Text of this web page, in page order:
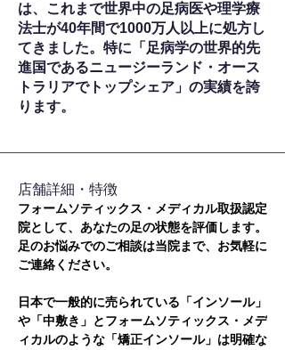
は、これまで世界中の足病医や理学療
法士が40年間で1000万人以上に処方し
てきました。特に「足病学の世界的先
進国であるニュージーランド・オース
トラリアでトップシェア」の実績を誇
ります。
​店舗詳細・特徴
フォームソティックス・メディカル取扱認定
院として、あなたの足の状態を評価します。
足のお悩みでのご相談は当院まで、お気軽に
ご連絡ください。
日本で一般的に売られている「インソール」
や「中敷き」とフォームソティックス・メデ
ィカルのような「矯正インソール」は明確な